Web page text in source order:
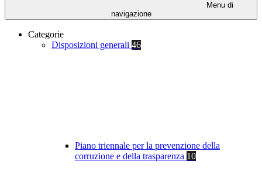
Menu di
navigazione
Categorie
Disposizioni generali 46
Piano triennale per la prevenzione della
corruzione e della trasparenza 10